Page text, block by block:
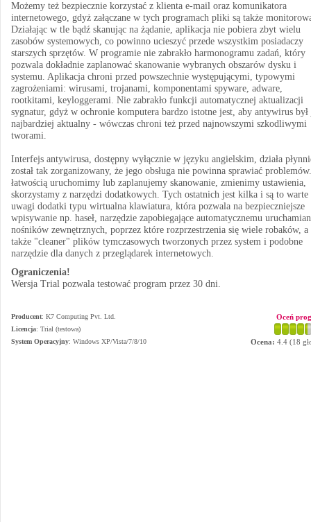
Możemy też bezpiecznie korzystać z klienta e-mail oraz komunikatora
internetowego, gdyż załączane w tych programach pliki są także
Działając w tle bądź skanując na żądanie, aplikacja nie pobiera zbyt wielu
zasobów systemowych, co powinno ucieszyć przede wszystkim posiadaczy
starszych sprzętów. W programie nie zabrakło harmonogramu zadań, który
pozwala dokładnie zaplanować skanowanie wybranych obszarów dysku i
systemu. Aplikacja chroni przed powszechnie występującymi, typowymi
zagrożeniami: wirusami, trojanami, komponentami spyware, adware,
rootkitami, keyloggerami. Nie zabrakło funkcji automatycznej aktualizacji
sygnatur, gdyż w ochronie komputera bardzo istotne jest, aby antywirus był
najbardziej aktualny - wówczas chroni też przed najnowszymi szkodliwymi
tworami.
Interfejs antywirusa, dostępny wyłącznie w języku angielskim, działa
został tak zorganizowany, że jego obsługa nie powinna sprawiać
łatwością uruchomimy lub zaplanujemy skanowanie, zmienimy ustawienia,
skorzystamy z narzędzi dodatkowych. Tych ostatnich jest kilka i są to warte
uwagi dodatki typu wirtualna klawiatura, która pozwala na bezpieczniejsze
wpisywanie np. haseł, narzędzie zapobiegające automatycznemu
nośników zewnętrznych, poprzez które rozprzestrzenia się wiele robaków, a
także "cleaner" plików tymczasowych tworzonych przez system i podobne
narzędzie dla danych z przeglądarek internetowych.
Ograniczenia!
Wersja Trial pozwala testować program przez 30 dni.
Producent: K7 Computing Pvt. Ltd.
Licencja: Trial (testowa)
System Operacyjny: Windows XP/Vista/7/8/10
Oceń
Ocena: 4.4 (18